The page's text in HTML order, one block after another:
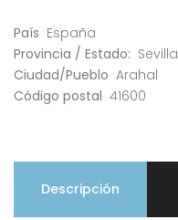
País España
Provincia / Estado: Sevilla
Ciudad/Pueblo Arahal
Código postal 41600
Descripción